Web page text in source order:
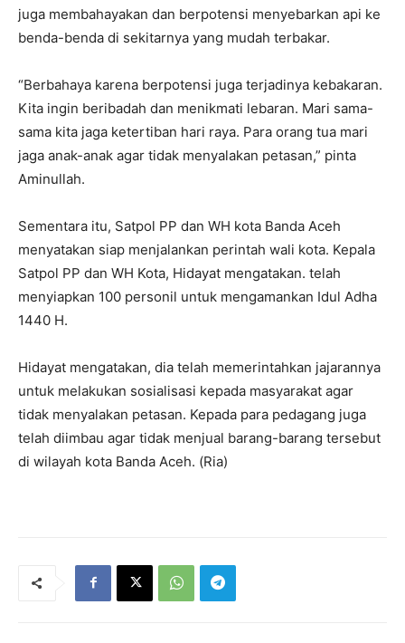
juga membahayakan dan berpotensi menyebarkan api ke
benda-benda di sekitarnya yang mudah terbakar.
“Berbahaya karena berpotensi juga terjadinya kebakaran.
Kita ingin beribadah dan menikmati lebaran. Mari sama-
sama kita jaga ketertiban hari raya. Para orang tua mari
jaga anak-anak agar tidak menyalakan petasan,” pinta
Aminullah.
Sementara itu, Satpol PP dan WH kota Banda Aceh
menyatakan siap menjalankan perintah wali kota. Kepala
Satpol PP dan WH Kota, Hidayat mengatakan. telah
menyiapkan 100 personil untuk mengamankan Idul Adha
1440 H.
Hidayat mengatakan, dia telah memerintahkan jajarannya
untuk melakukan sosialisasi kepada masyarakat agar
tidak menyalakan petasan. Kepada para pedagang juga
telah diimbau agar tidak menjual barang-barang tersebut
di wilayah kota Banda Aceh. (Ria)